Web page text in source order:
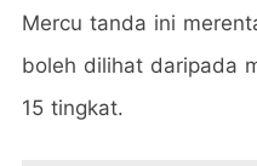
Mercu tanda ini
boleh dilihat daripada
15 tingkat.